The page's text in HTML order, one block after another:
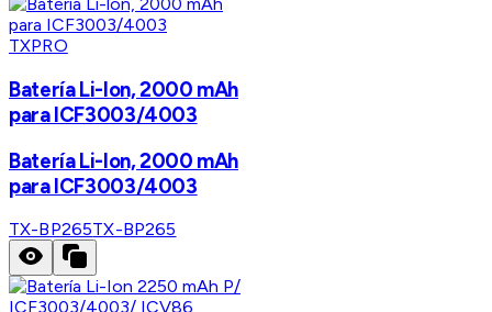
TXPRO
Batería Li-lon, 2000 mAh
para ICF3003/4003
Batería Li-lon, 2000 mAh
para ICF3003/4003
TX-BP265TX-BP265